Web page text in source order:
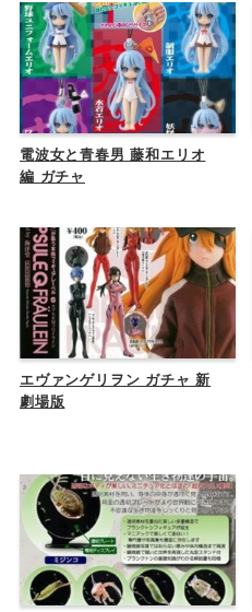
電波女と青春男 藤和エリオ
編 ガチャ
エヴァンゲリヲン ガチャ 新
劇場版